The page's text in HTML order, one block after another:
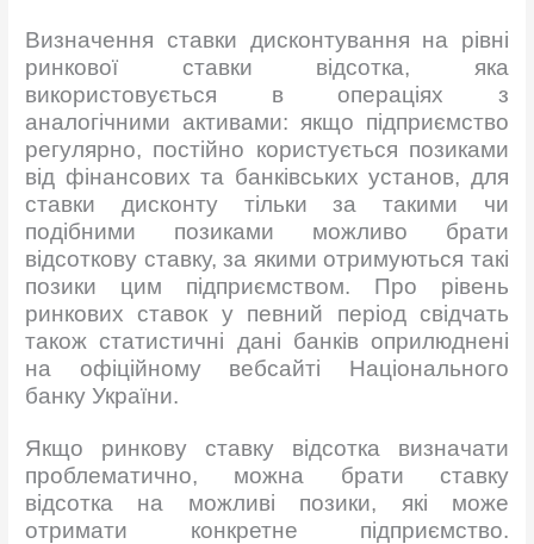
Визначення ставки дисконтування на рівні
ринкової ставки відсотка, яка
використовується в операціях з
аналогічними активами: якщо підприємство
регулярно, постійно користується позиками
від фінансових та банківських установ, для
ставки дисконту тільки за такими чи
подібними позиками можливо брати
відсоткову ставку, за якими отримуються такі
позики цим підприємством. Про рівень
ринкових ставок у певний період свідчать
також статистичні дані банків оприлюднені
на офіційному вебсайті Національного
банку України.
Якщо ринкову ставку відсотка визначати
проблематично, можна брати ставку
відсотка на можливі позики, які може
отримати конкретне підприємство.